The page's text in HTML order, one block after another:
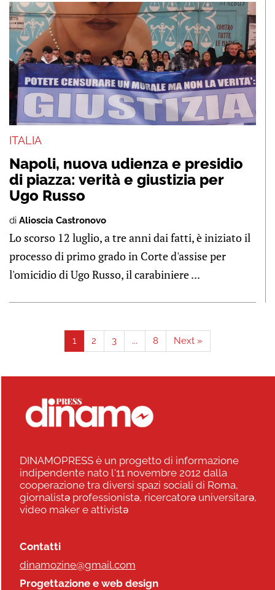
ITALIA
Napoli, nuova udienza e presidio
di piazza: verità e giustizia per
Ugo Russo
di Alioscia Castronovo
Lo scorso 12 luglio, a tre anni dai fatti, è iniziato il
processo di primo grado in Corte d'assise per
l'omicidio di Ugo Russo, il carabiniere ...
1 2 3 ... 8 Next »
DINAMOPRESS è un progetto di informazione
indipendente nato l'11 novembre 2012 dalla
cooperazione tra diversi spazi sociali di Roma,
giornalistə professionistə, ricercatorə universitarə,
video maker e attivistə
Contatti
dinamozine@gmail.com
Progettazione e web design